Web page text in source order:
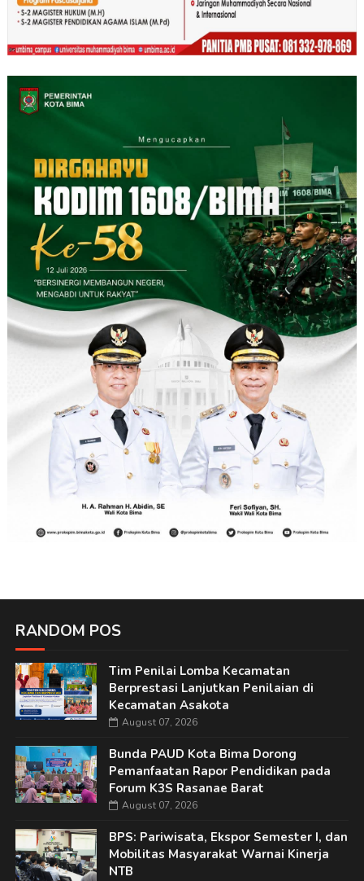
RANDOM POS
Tim Penilai Lomba Kecamatan
Berprestasi Lanjutkan Penilaian di
Kecamatan Asakota
August 07, 2026
Bunda PAUD Kota Bima Dorong
Pemanfaatan Rapor Pendidikan pada
Forum K3S Rasanae Barat
August 07, 2026
BPS: Pariwisata, Ekspor Semester I, dan
Mobilitas Masyarakat Warnai Kinerja
NTB